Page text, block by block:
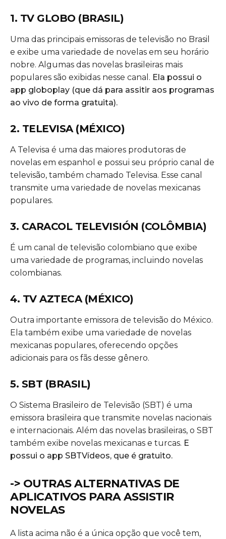
1. TV GLOBO (BRASIL)
Uma das principais emissoras de televisão no Brasil
e exibe uma variedade de novelas em seu horário
nobre. Algumas das novelas brasileiras mais
populares são exibidas nesse canal. Ela possui o
app globoplay (que dá para assitir aos programas
ao vivo de forma gratuita).
2. TELEVISA (MÉXICO)
A Televisa é uma das maiores produtoras de
novelas em espanhol e possui seu próprio canal de
televisão, também chamado Televisa. Esse canal
transmite uma variedade de novelas mexicanas
populares.
3. CARACOL TELEVISIÓN (COLÔMBIA)
É um canal de televisão colombiano que exibe
uma variedade de programas, incluindo novelas
colombianas.
4. TV AZTECA (MÉXICO)
Outra importante emissora de televisão do México.
Ela também exibe uma variedade de novelas
mexicanas populares, oferecendo opções
adicionais para os fãs desse gênero.
5. SBT (BRASIL)
O Sistema Brasileiro de Televisão (SBT) é uma
emissora brasileira que transmite novelas nacionais
e internacionais. Além das novelas brasileiras, o SBT
também exibe novelas mexicanas e turcas. E
possui o app SBTVídeos, que é gratuito.
-> OUTRAS ALTERNATIVAS DE
APLICATIVOS PARA ASSISTIR
NOVELAS
A lista acima não é a única opção que você tem,